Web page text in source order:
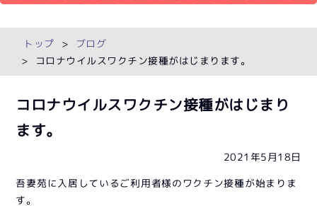
トップ
ブログ
コロナウイルスワクチン接種がはじまります。
コロナウイルスワクチン接種がはじまり
ます。
2021年5月18日
吾妻苑に入居しているご利用者様のワクチン接種が始まりま
す。